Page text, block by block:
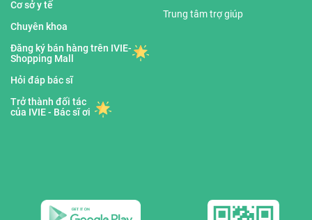
Cơ sở y tế
Chuyên khoa
Đăng ký bán hàng trên IVIE-
Shopping Mall
Hỏi đáp bác sĩ
Trở thành đối tác
của IVIE - Bác sĩ ơi
Trung tâm trợ giúp